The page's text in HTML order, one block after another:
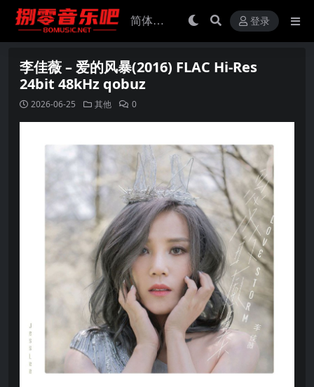
登录
李佳薇 – 爱的风暴(2016) FLAC Hi-Res
24bit 48kHz qobuz
2026-06-25 其他 0